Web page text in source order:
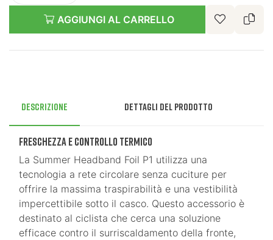
AGGIUNGI AL CARRELLO
Descrizione Dettagli del prodotto
Freschezza e Controllo Termico
La Summer Headband Foil P1 utilizza una
tecnologia a rete circolare senza cuciture per
offrire la massima traspirabilità e una vestibilità
impercettibile sotto il casco. Questo accessorio è
destinato al ciclista che cerca una soluzione
efficace contro il surriscaldamento della fronte,